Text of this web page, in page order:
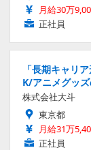
月給30万
正社員
「長期キャリ
K/アニメグッ
株式会社大斗
東京都
月給31万
正社員